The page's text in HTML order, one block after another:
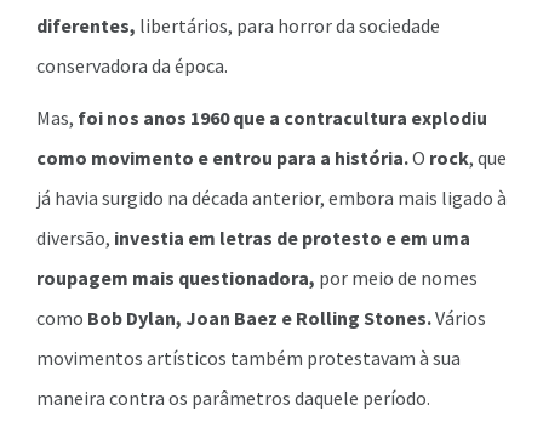
diferentes, libertários, para horror da sociedade
conservadora da época.
Mas, foi nos anos 1960 que a contracultura explodiu
como movimento e entrou para a história.O rock, que
já havia surgido na década anterior, embora mais ligado à
diversão, investia em letras de protesto e em uma
roupagem mais questionadora, por meio de nomes
como Bob Dylan, Joan Baez e Rolling Stones.Vários
movimentos artísticos também protestavam à sua
maneira contra os parâmetros daquele período.